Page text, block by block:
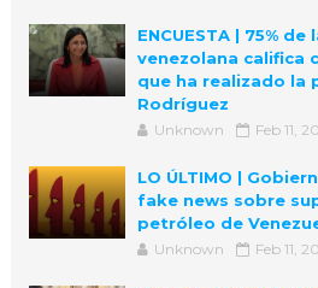
ENCUESTA | 75%
venezolana califica
que ha realizado la
Rodríguez
Unknown Feb 11,
LO ÚLTIMO |
fake news sobre
petróleo de
Unknown Feb 11,